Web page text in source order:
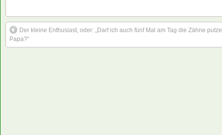
Der kleine Enthusiast, oder: „Darf ich auch fünf Mal am Tag die Zähne
Papa?“